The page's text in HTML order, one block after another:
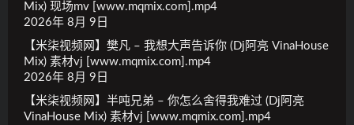
Mix) 现场mv [www.mqmix.com].mp4
2026年 8月 9日
【米柒视频网】樊凡 – 我想大声告诉你 (Dj阿亮 VinaHouse
Mix) 素材vj [www.mqmix.com].mp4
2026年 8月 9日
【米柒视频网】半吨兄弟 – 你怎么舍得我难过 (Dj阿亮
VinaHouse Mix) 素材vj [www.mqmix.com].mp4